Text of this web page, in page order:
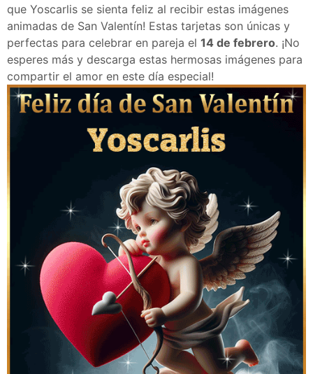
que Yoscarlis se sienta feliz al recibir estas imágenes
animadas de San Valentín! Estas tarjetas son únicas y
perfectas para celebrar en pareja el 14 de febrero. ¡No
esperes más y descarga estas hermosas imágenes para
compartir el amor en este día especial!